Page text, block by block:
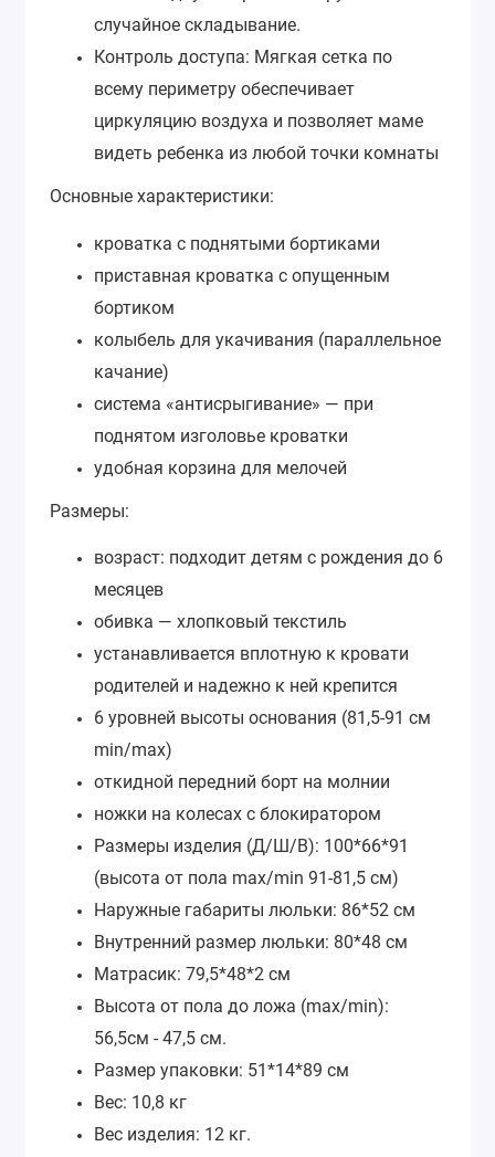
случайное складывание.
Контроль доступа: Мягкая сетка по
всему периметру обеспечивает
циркуляцию воздуха и позволяет маме
видеть ребенка из любой точки комнаты
Основные характеристики:
кроватка с поднятыми бортиками
приставная кроватка с опущенным
бортиком
колыбель для укачивания (параллельное
качание)
система «антисрыгивание» — при
поднятом изголовье кроватки
удобная корзина для мелочей
Размеры:
возраст: подходит детям с рождения до 6
месяцев
обивка — хлопковый текстиль
устанавливается вплотную к кровати
родителей и надежно к ней крепится
6 уровней высоты основания (81,5-91 см
min/max)
откидной передний борт на молнии
ножки на колесах с блокиратором
Размеры изделия (Д/Ш/В): 100*66*91
(высота от пола max/min 91-81,5 см)
Наружные габариты люльки: 86*52 см
Внутренний размер люльки: 80*48 см
Матрасик: 79,5*48*2 см
Высота от пола до ложа (max/min):
56,5см - 47,5 см.
Размер упаковки: 51*14*89 см
Вес: 10,8 кг
Вес изделия: 12 кг.